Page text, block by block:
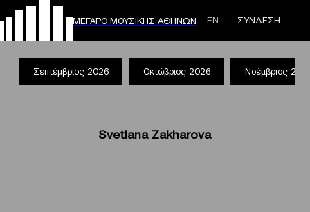
ΜΕΓΑΡΟ ΜΟΥΣΙΚΗΣ ΑΘΗΝΩΝ ΕΝ ΣΥΝΔΕΣΗ
Σεπτέμβριος 2026 Οκτώβριος 2026 Νοέμβριος
Svetlana Zakharova